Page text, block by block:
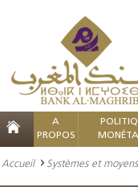
A
PROPOS
Accueil Systèmes et